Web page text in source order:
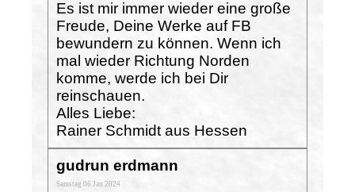
Es ist mir immer wieder eine große
Freude, Deine Werke auf FB
bewundern zu können. Wenn ich
mal wieder Richtung Norden
komme, werde ich bei Dir
reinschauen.
Alles Liebe:
Rainer Schmidt aus Hessen
gudrun erdmann
Samstag 06 Jan 2024